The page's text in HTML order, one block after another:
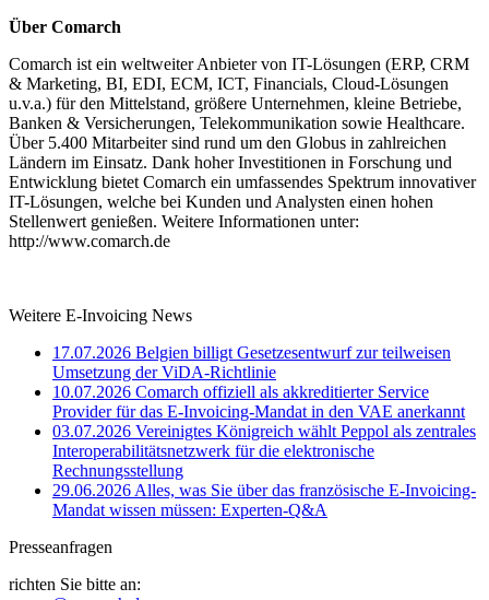
Über Comarch
Comarch ist ein weltweiter Anbieter von IT-Lösungen (ERP, CRM
& Marketing, BI, EDI, ECM, ICT, Financials, Cloud-Lösungen
u.v.a.) für den Mittelstand, größere Unternehmen, kleine Betriebe,
Banken & Versicherungen, Telekommunikation sowie Healthcare.
Über 5.400 Mitarbeiter sind rund um den Globus in zahlreichen
Ländern im Einsatz. Dank hoher Investitionen in Forschung und
Entwicklung bietet Comarch ein umfassendes Spektrum innovativer
IT-Lösungen, welche bei Kunden und Analysten einen hohen
Stellenwert genießen. Weitere Informationen unter:
http://www.comarch.de
Weitere E-Invoicing News
17.07.2026 Belgien billigt Gesetzesentwurf zur teilweisen
Umsetzung der ViDA-Richtlinie
10.07.2026 Comarch offiziell als akkreditierter Service
Provider für das E-Invoicing-Mandat in den VAE anerkannt
03.07.2026 Vereinigtes Königreich wählt Peppol als zentrales
Interoperabilitätsnetzwerk für die elektronische
Rechnungsstellung
29.06.2026 Alles, was Sie über das französische E-Invoicing-
Mandat wissen müssen: Experten-Q&A
Presseanfragen
richten Sie bitte an: